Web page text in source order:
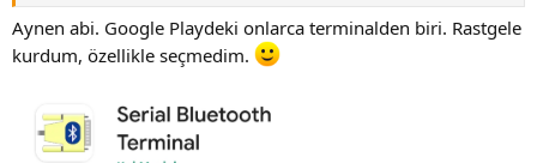
Aynen abi. Google Playdeki onlarca terminalden biri. Rastgele
kurdum, özellikle seçmedim.